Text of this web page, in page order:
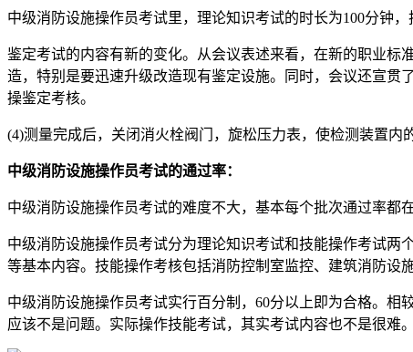
中级消防设施操作员考试里，理论知识考试的时长为100分钟
鉴定考试的内容有新的变化。从会议表述来看，在新的职业
造，特别是要迅速升级改造现有鉴定设施。同时，会议还宣贯
操鉴定考核。
(4)测量完成后，关闭消火栓阀门，旋松压力表，使检测装置内
中级消防设施操作员考试的通过率：
中级消防设施操作员考试的难度不大，基本每个批次通过率都
中级消防设施操作员考试分为理论知识考试和技能操作考试
等基本内容。技能操作考核包括消防控制室监控、建筑消防设
中级消防设施操作员考试实行百分制，60分以上即为合格。
应该不是问题。实际操作技能考试，其实考试内容也不是很难。